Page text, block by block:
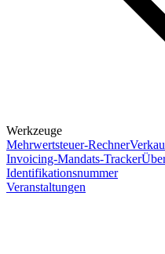
Werkzeuge
Mehrwertsteuer-Rechner
Invoicing-Mandats-Tracker
Identifikationsnummer
Veranstaltungen